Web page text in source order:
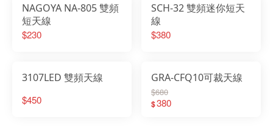
NAGOYA NA-805 雙頻
短天線
$230
SCH-32 雙頻迷你短天
線
$380
3107LED 雙頻天線
$450
GRA-CFQ10可裁天線
$680
$380